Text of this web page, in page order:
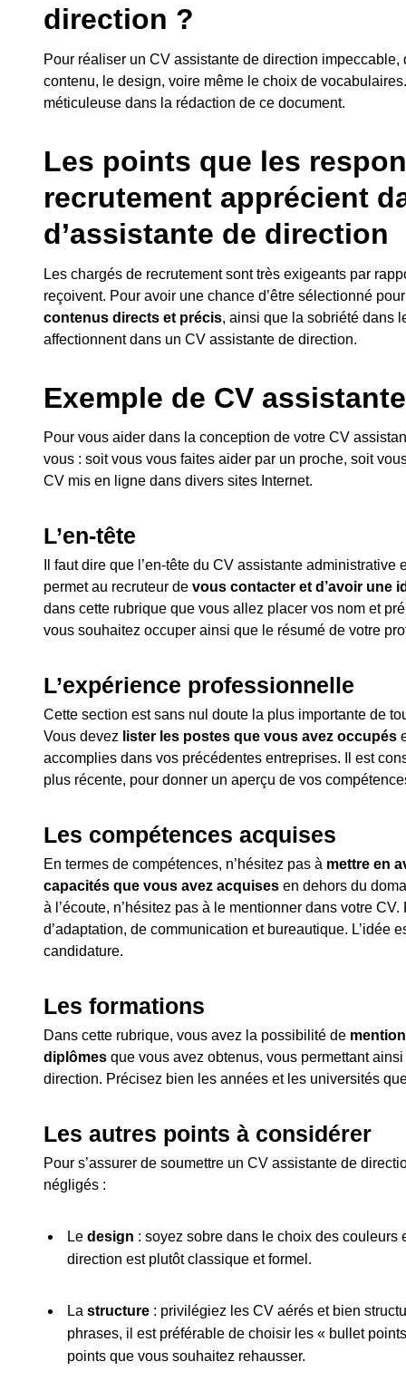
direction ?
Pour réaliser un CV assistante de direction
contenu, le design, voire même le choix de
méticuleuse dans la rédaction de ce document.
Les points que les
recrutement apprécient
d’assistante de direction
Les chargés de recrutement sont très exigeants par
reçoivent. Pour avoir une chance d’être sélectionné
contenus directs et précis, ainsi que la sobriété dans
affectionnent dans un CV assistante de direction.
Exemple de CV
Pour vous aider dans la conception de votre CV
vous : soit vous vous faites aider par un proche, soit
CV mis en ligne dans divers sites Internet.
L’en-tête
Il faut dire que l’en-tête du CV assistante
permet au recruteur de vous contacter et d’avoir une
dans cette rubrique que vous allez placer vos nom et
vous souhaitez occuper ainsi que le résumé de votre
L’expérience professionnelle
Cette section est sans nul doute la plus importante de
Vous devez lister les postes que vous avez occupés
accomplies dans vos précédentes entreprises. Il est
plus récente, pour donner un aperçu de vos
Les compétences acquises
En termes de compétences, n’hésitez pas à mettre en
capacités que vous avez acquises en dehors du
à l’écoute, n’hésitez pas à le mentionner dans votre
d’adaptation, de communication et bureautique. L’idée
candidature.
Les formations
Dans cette rubrique, vous avez la possibilité de
diplômes que vous avez obtenus, vous permettant
direction. Précisez bien les années et les universités
Les autres points à considérer
Pour s’assurer de soumettre un CV assistante de
négligés :
Le design : soyez sobre dans le choix des couleurs
direction est plutôt classique et formel.
La structure: privilégiez les CV aérés et bien
phrases, il est préférable de choisir les « bullet
points que vous souhaitez rehausser.